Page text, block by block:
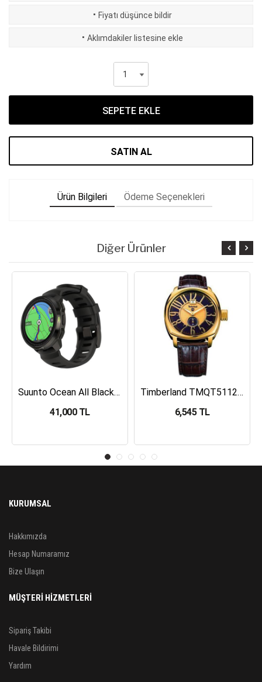
· Fiyatı düşünce bildir
· Aklımdakiler listesine ekle
SEPETE EKLE
SATIN AL
Ürün Bilgileri Ödeme Seçenekleri
Diğer Ürünler
Suunto Ocean All Black Dalış Bilgisayarı SS050982000
41,000 TL
Timberland TMQT5112401 Erkek Kol Saati
6,545 TL
KURUMSAL
Hakkımızda
Hesap Numaramız
Bize Ulaşın
MÜŞTERİ HİZMETLERİ
Sipariş Takibi
Havale Bildirimi
Yardım